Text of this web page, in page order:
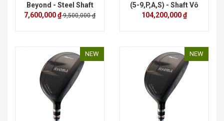
Beyond - Steel Shaft
7,600,000 ₫9,500,000 ₫
(5-9,P,A,S) - Shaft Vô
cực
104,200,000 ₫
NEW NEW